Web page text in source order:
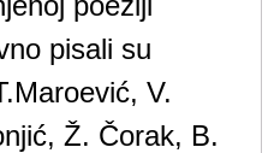
pisali su
V.
Ž. Čorak, B.